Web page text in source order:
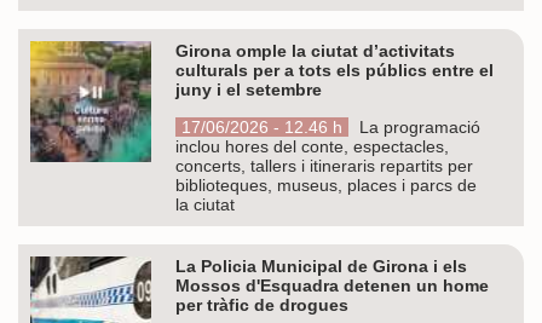
Girona omple la ciutat d’activitats
culturals per a tots els públics entre el
juny i el setembre
17/06/2026 - 12.46 h
La programació
inclou hores del conte, espectacles,
concerts, tallers i itineraris repartits per
biblioteques, museus, places i parcs de
la ciutat
La Policia Municipal de Girona i els
Mossos d'Esquadra detenen un home
per tràfic de drogues